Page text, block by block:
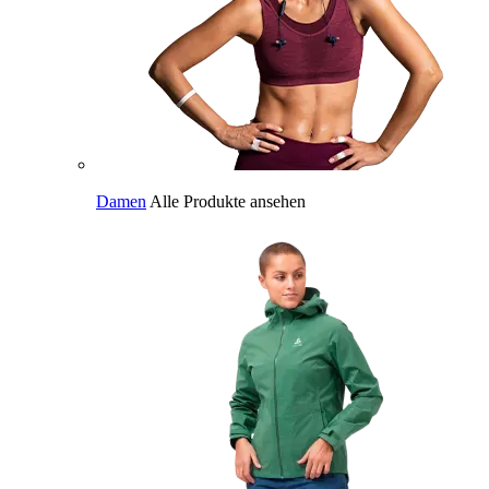
Damen Alle Produkte ansehen